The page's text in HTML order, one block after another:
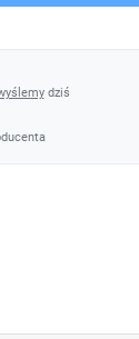
dziś